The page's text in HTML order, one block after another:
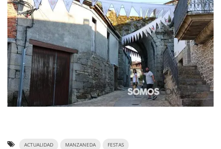
ACTUALIDAD MANZANEDA FESTAS